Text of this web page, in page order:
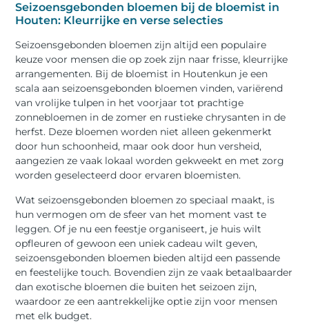
Seizoensgebonden bloemen bij de bloemist in
Houten: Kleurrijke en verse selecties
Seizoensgebonden bloemen zijn altijd een populaire
keuze voor mensen die op zoek zijn naar frisse, kleurrijke
arrangementen. Bij de bloemist in Houtenkun je een
scala aan seizoensgebonden bloemen vinden, variërend
van vrolijke tulpen in het voorjaar tot prachtige
zonnebloemen in de zomer en rustieke chrysanten in de
herfst. Deze bloemen worden niet alleen gekenmerkt
door hun schoonheid, maar ook door hun versheid,
aangezien ze vaak lokaal worden gekweekt en met zorg
worden geselecteerd door ervaren bloemisten.
Wat seizoensgebonden bloemen zo speciaal maakt, is
hun vermogen om de sfeer van het moment vast te
leggen. Of je nu een feestje organiseert, je huis wilt
opfleuren of gewoon een uniek cadeau wilt geven,
seizoensgebonden bloemen bieden altijd een passende
en feestelijke touch. Bovendien zijn ze vaak betaalbaarder
dan exotische bloemen die buiten het seizoen zijn,
waardoor ze een aantrekkelijke optie zijn voor mensen
met elk budget.